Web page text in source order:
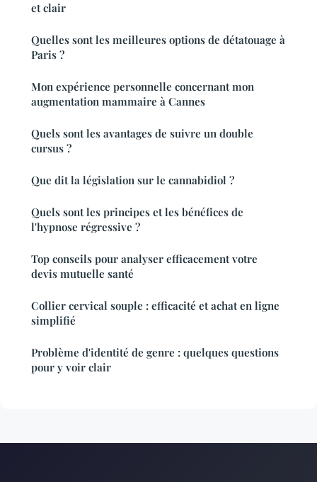
et clair
Quelles sont les meilleures options de détatouage à
Paris ?
Mon expérience personnelle concernant mon
augmentation mammaire à Cannes
Quels sont les avantages de suivre un double
cursus ?
Que dit la législation sur le cannabidiol ?
Quels sont les principes et les bénéfices de
l'hypnose régressive ?
Top conseils pour analyser efficacement votre
devis mutuelle santé
Collier cervical souple : efficacité et achat en ligne
simplifié
Problème d'identité de genre : quelques questions
pour y voir clair